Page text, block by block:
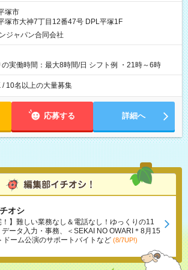
安定して働けます！ 【試用期間】試用期間
間の長さ：1週間 雇用形態、給与は本採用時と同じ
塚市
塚市大神7丁目12番47号 DPL平塚1F
ジャパン合同会社
の実働時間：最大8時間/日 シフト例 ・21時～6時
/ 10名以上の大量募集
応募する 詳細へ
オシ
！】難しい業務なし＆電話なし！ゆっくりの11
ータ入力・事務、＜SEKAI NO OWARI＊8月15
ドーム公演のサポートバイトなど (8/7UP!)